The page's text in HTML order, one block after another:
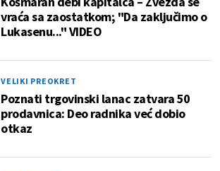
vraća sa zaostatkom; "Da zaključimo o
Lukasenu..." VIDEO
VELIKI PREOKRET
Poznati trgovinski lanac zatvara 50
prodavnica: Deo radnika već dobio
otkaz